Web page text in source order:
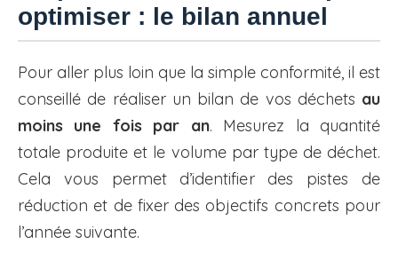
optimiser : le bilan annuel
Pour aller plus loin que la simple conformité, il est
conseillé de réaliser un bilan de vos déchets au
moins une fois par an. Mesurez la quantité
totale produite et le volume par type de déchet.
Cela vous permet d’identifier des pistes de
réduction et de fixer des objectifs concrets pour
l’année suivante.